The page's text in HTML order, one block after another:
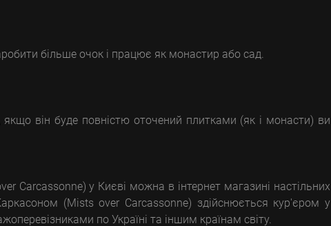
більше очок і працює як монастир або сад.
він буде повністю оточений плитками (як і монасти) ви
Carcassonne) у Києві можна в інтернет магазині настільних
(Mists over Carcassonne) здійснюється кур'єром у
по Україні та іншим країнам світу.